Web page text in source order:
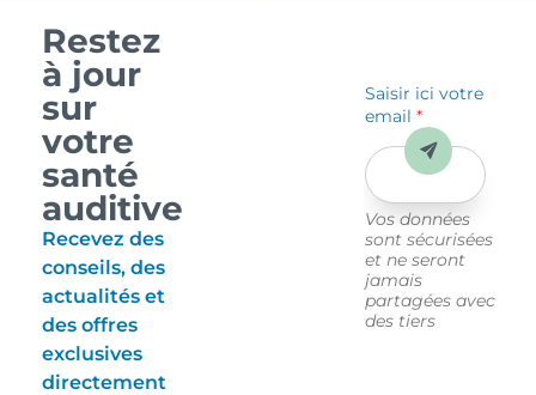
Restez
à jour
sur
votre
santé
auditive
Recevez des
conseils, des
actualités et
des offres
exclusives
directement
Saisir ici votre
email*
Vos données
sont sécurisées
et ne seront
jamais
partagées avec
des tiers
Envoyer